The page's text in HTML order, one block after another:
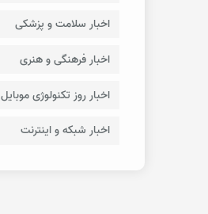
اخبار سلامت و پزشکی
اخبار فرهنگی و هنری
اخبار روز تکنولوژی موبایل
اخبار شبکه و اینترنت